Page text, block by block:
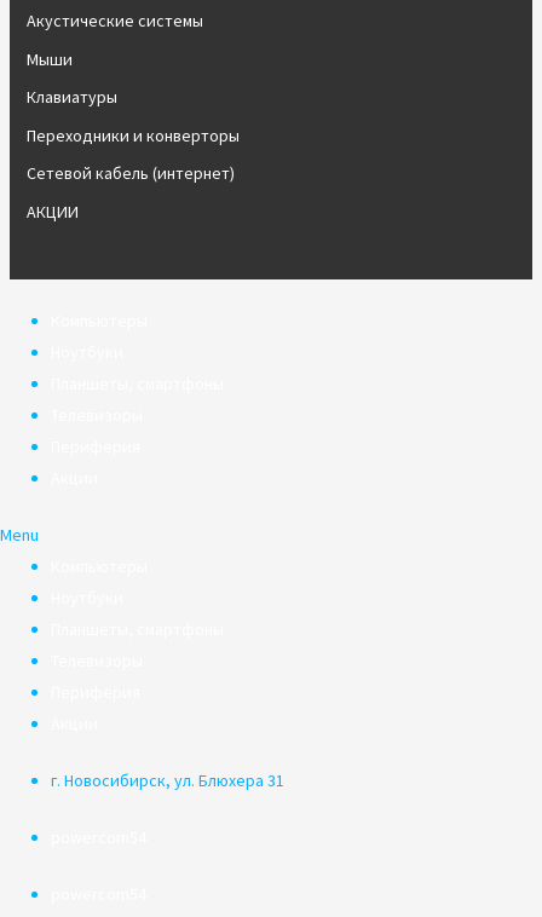
Акустические системы
Мыши
Клавиатуры
Переходники и конверторы
Сетевой кабель (интернет)
АКЦИИ
Menu
г. Новосибирск, ул. Блюхера 31